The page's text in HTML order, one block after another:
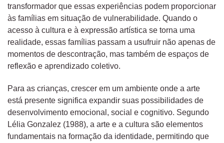
transformador que essas experiências podem proporcionar
às famílias em situação de vulnerabilidade. Quando o
acesso à cultura e à expressão artística se torna uma
realidade, essas famílias passam a usufruir não apenas de
momentos de descontração, mas também de espaços de
reflexão e aprendizado coletivo.
Para as crianças, crescer em um ambiente onde a arte
está presente significa expandir suas possibilidades de
desenvolvimento emocional, social e cognitivo. Segundo
Lélia Gonzalez (1988), a arte e a cultura são elementos
fundamentais na formação da identidade, permitindo que